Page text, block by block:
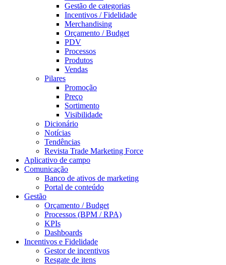
Gestão de categorias
Incentivos / Fidelidade
Merchandising
Orçamento / Budget
PDV
Processos
Produtos
Vendas
Pilares
Promoção
Preço
Sortimento
Visibilidade
Dicionário
Notícias
Tendências
Revista Trade Marketing Force
Aplicativo de campo
Comunicação
Banco de ativos de marketing
Portal de conteúdo
Gestão
Orçamento / Budget
Processos (BPM / RPA)
KPIs
Dashboards
Incentivos e Fidelidade
Gestor de incentivos
Resgate de itens